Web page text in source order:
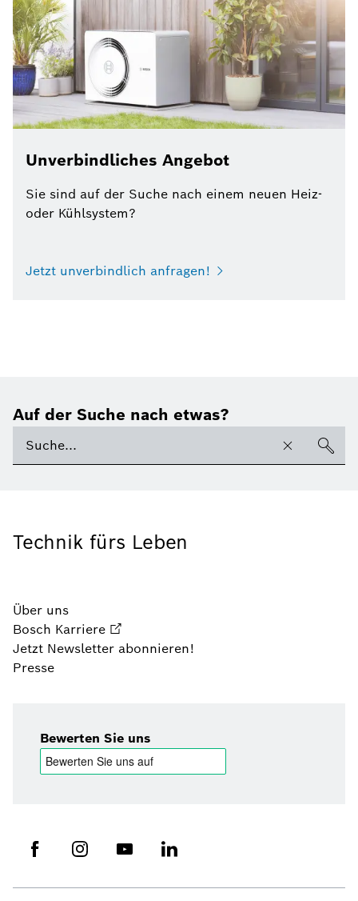
Unverbindliches Angebot
Sie sind auf der Suche nach einem neuen Heiz-
oder Kühlsystem?
Jetzt unverbindlich anfragen!
Auf der Suche nach etwas?
Technik fürs Leben
Über uns
Bosch Karriere
Jetzt Newsletter abonnieren!
Presse
Bewerten Sie uns